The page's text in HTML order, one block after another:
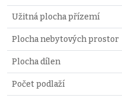
Užitná plocha přízemí
Plocha nebytových prostor
Plocha dílen
Počet podlaží